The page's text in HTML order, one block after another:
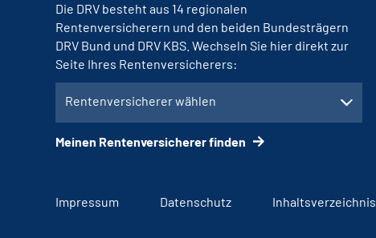
Die DRV besteht aus 14 regionalen
Rentenversicherern und den beiden Bundesträgern
DRV Bund und DRV KBS. Wechseln Sie hier direkt zur
Seite Ihres Rentenversicherers:
Rentenversicherer wählen
Meinen Rentenversicherer finden
Impressum Datenschutz Inhaltsverzeichnis